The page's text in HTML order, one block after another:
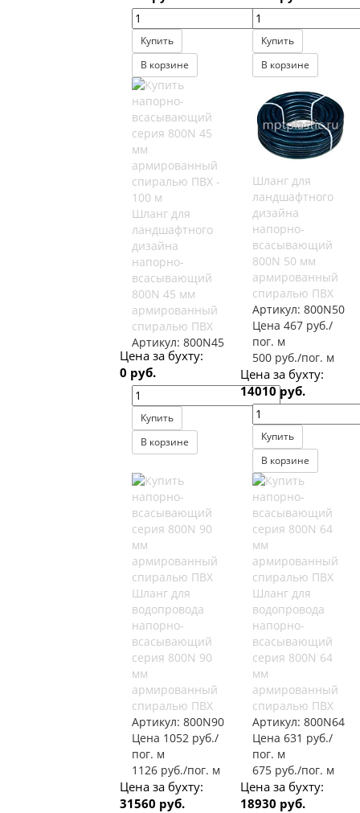
Купить
В корзине
Купить
В корзине
Шланг для
ландшафтного
дизайна
напорно-
всасывающий
800N 45 мм
армированный
спиралью ПВХ
Артикул:800N45
Цена за бухту:
0 руб.
Купить
В корзине
Шланг для
ландшафтного
дизайна
напорно-
всасывающий
800N 50 мм
армированный
спиралью ПВХ
Артикул: 800N50
Цена 467 руб./
пог. м
500 руб./пог. м
Цена за бухту:
14010 руб.
Купить
В корзине
Шланг для
водопровода
напорно-
всасывающий
серия 800N 90
мм
армированный
спиралью ПВХ
Артикул:800N90
Цена 1052 руб./
пог. м
1126 руб./пог. м
Цена за бухту:
31560 руб.
Шланг для
водопровода
напорно-
всасывающий
серия 800N 64
мм
армированный
спиралью ПВХ
Артикул: 800N64
Цена 631 руб./
пог. м
675 руб./пог. м
Цена за бухту:
18930 руб.